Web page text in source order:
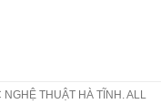
THUẬT HÀ TĨNH. ALL